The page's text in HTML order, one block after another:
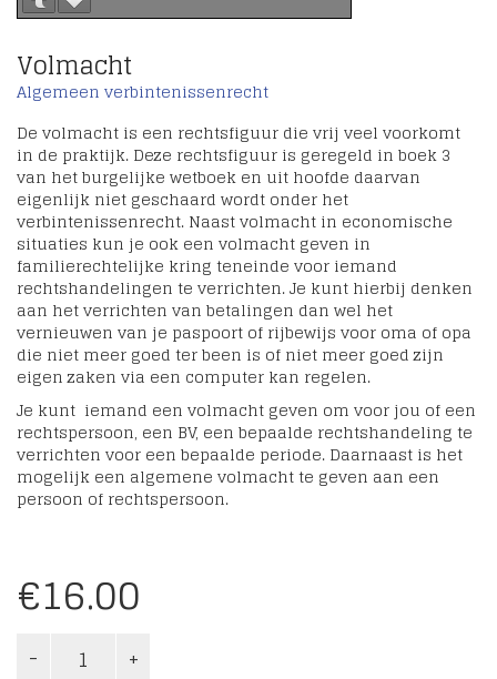
Volmacht
Algemeen verbintenissenrecht
De volmacht is een rechtsfiguur die vrij veel voorkomt
in de praktijk. Deze rechtsfiguur is geregeld in boek 3
van het burgelijke wetboek en uit hoofde daarvan
eigenlijk niet geschaard wordt onder het
verbintenissenrecht. Naast volmacht in economische
situaties kun je ook een volmacht geven in
familierechtelijke kring teneinde voor iemand
rechtshandelingen te verrichten. Je kunt hierbij denken
aan het verrichten van betalingen dan wel het
vernieuwen van je paspoort of rijbewijs voor oma of opa
die niet meer goed ter been is of niet meer goed zijn
eigen zaken via een computer kan regelen.
Je kunt iemand een volmacht geven om voor jou of een
rechtspersoon, een BV, een bepaalde rechtshandeling te
verrichten voor een bepaalde periode. Daarnaast is het
mogelijk een algemene volmacht te geven aan een
persoon of rechtspersoon.
€16.00